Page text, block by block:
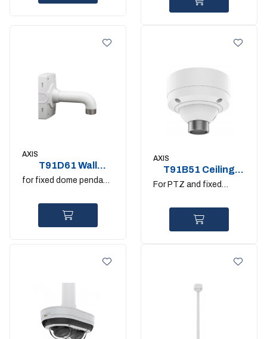
AXIS
T91D61 Wall
Bracket. 1.5" NPS
for fixed dome pendant
AXIS
T91B51 Ceiling
mount
For PTZ and fixed